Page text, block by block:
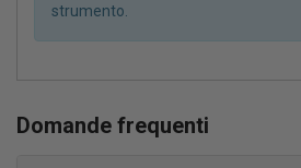
strumento.
Domande frequenti